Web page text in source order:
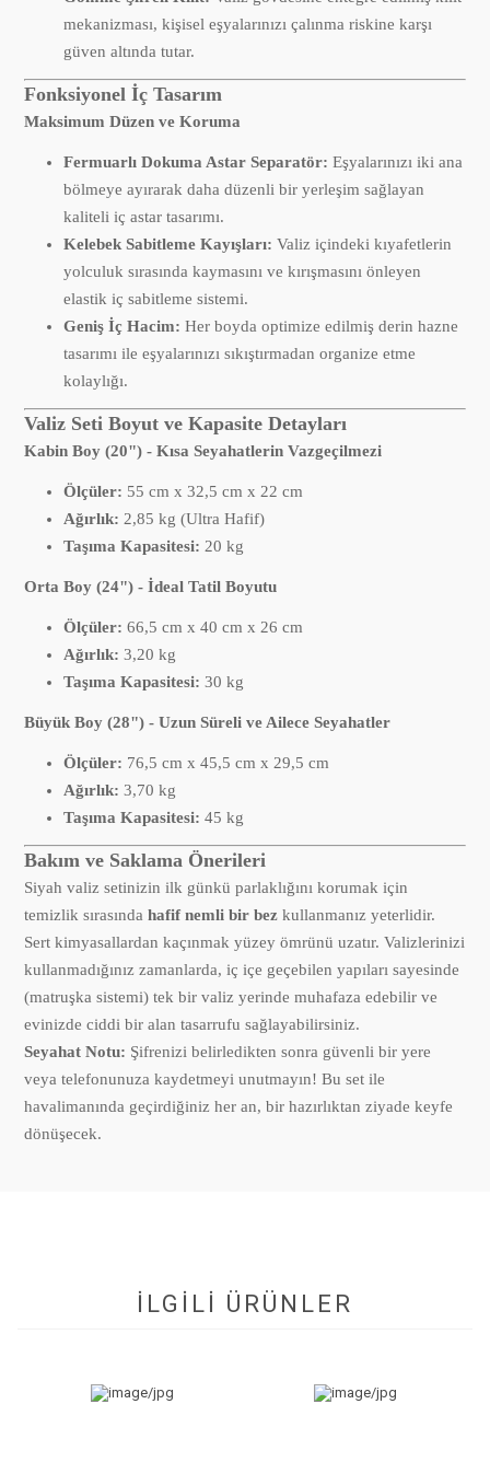
mekanizması, kişisel eşyalarınızı çalınma riskine karşı
güven altında tutar.
Fonksiyonel İç Tasarım
Maksimum Düzen ve Koruma
Fermuarlı Dokuma Astar Separatör: Eşyalarınızı iki ana
bölmeye ayırarak daha düzenli bir yerleşim sağlayan
kaliteli iç astar tasarımı.
Kelebek Sabitleme Kayışları: Valiz içindeki kıyafetlerin
yolculuk sırasında kaymasını ve kırışmasını önleyen
elastik iç sabitleme sistemi.
Geniş İç Hacim: Her boyda optimize edilmiş derin hazne
tasarımı ile eşyalarınızı sıkıştırmadan organize etme
kolaylığı.
Valiz Seti Boyut ve Kapasite Detayları
Kabin Boy (20") - Kısa Seyahatlerin Vazgeçilmezi
Ölçüler: 55 cm x 32,5 cm x 22 cm
Ağırlık: 2,85 kg (Ultra Hafif)
Taşıma Kapasitesi: 20 kg
Orta Boy (24") - İdeal Tatil Boyutu
Ölçüler: 66,5 cm x 40 cm x 26 cm
Ağırlık: 3,20 kg
Taşıma Kapasitesi: 30 kg
Büyük Boy (28") - Uzun Süreli ve Ailece Seyahatler
Ölçüler: 76,5 cm x 45,5 cm x 29,5 cm
Ağırlık: 3,70 kg
Taşıma Kapasitesi: 45 kg
Bakım ve Saklama Önerileri
Siyah valiz setinizin ilk günkü parlaklığını korumak için
temizlik sırasındahafif nemli bir bez kullanmanız yeterlidir.
Sert kimyasallardan kaçınmak yüzey ömrünü uzatır. Valizlerinizi
kullanmadığınız zamanlarda, iç içe geçebilen yapıları sayesinde
(matruşka sistemi) tek bir valiz yerinde muhafaza edebilir ve
evinizde ciddi bir alan tasarrufu sağlayabilirsiniz.
Seyahat Notu: Şifrenizi belirledikten sonra güvenli bir yere
veya telefonunuza kaydetmeyi unutmayın! Bu set ile
havalimanında geçirdiğiniz her an, bir hazırlıktan ziyade keyfe
dönüşecek.
İLGİLİ ÜRÜNLER